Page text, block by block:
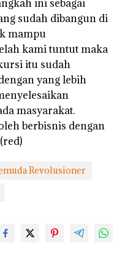
ini sebagai
sudah dibangun di
mampu
kami tuntut maka
itu sudah
yang lebih
masyarakat.
berbisnis dengan
Revolusioner